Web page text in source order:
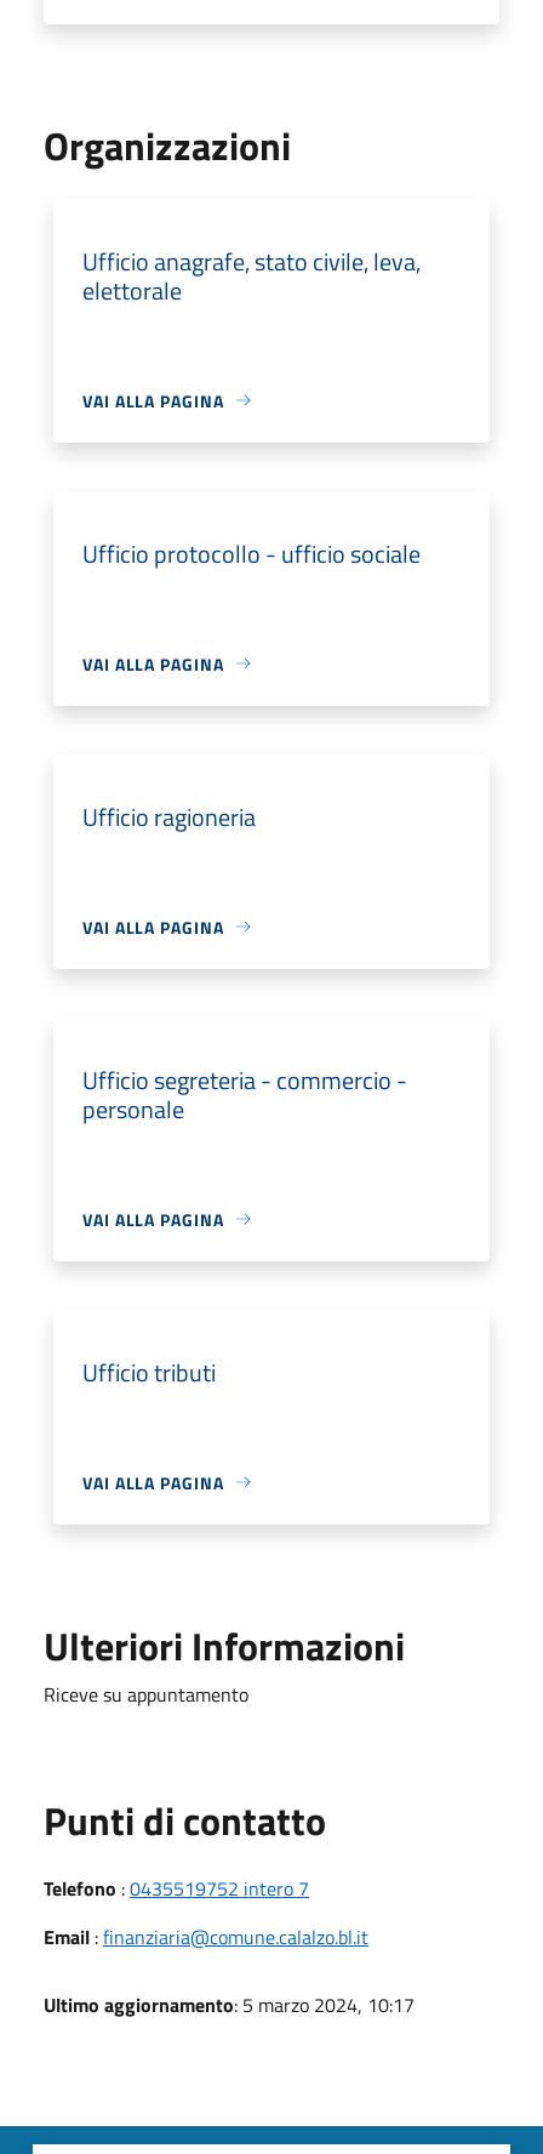
Organizzazioni
Ufficio anagrafe, stato civile, leva,
elettorale
VAI ALLA PAGINA
Ufficio protocollo - ufficio sociale
VAI ALLA PAGINA
Ufficio ragioneria
VAI ALLA PAGINA
Ufficio segreteria - commercio -
personale
VAI ALLA PAGINA
Ufficio tributi
VAI ALLA PAGINA
Ulteriori Informazioni
Riceve su appuntamento
Punti di contatto
Telefono :0435519752 intero 7
Email :finanziaria@comune.calalzo.bl.it
Ultimo aggiornamento: 5 marzo 2024, 10:17